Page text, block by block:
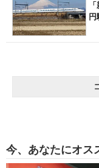
今、あなたにオス